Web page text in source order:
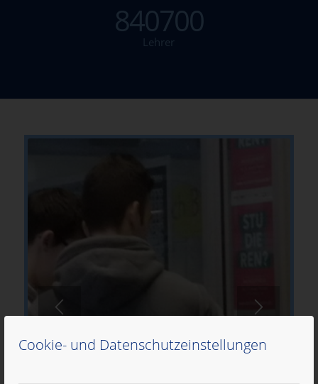
Cookie- und Datenschutzeinstellungen
840700
Lehrer